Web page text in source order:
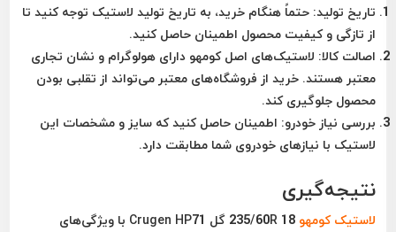
تاریخ تولید: حتماً هنگام خرید، به تاریخ تولید لاستیک توجه کنید تا
از تازگی و کیفیت محصول اطمینان حاصل کنید.
اصالت کالا: لاستیک‌های اصل کومهو دارای هولوگرام و نشان تجاری
معتبر هستند. خرید از فروشگاه‌های معتبر می‌تواند از تقلبی بودن
محصول جلوگیری کند.
بررسی نیاز خودرو: اطمینان حاصل کنید که سایز و مشخصات این
لاستیک با نیازهای خودروی شما مطابقت دارد.
نتیجه‌گیری
لاستیک کومهو
235/60R 18 گل Crugen HP71 با ویژگی‌های